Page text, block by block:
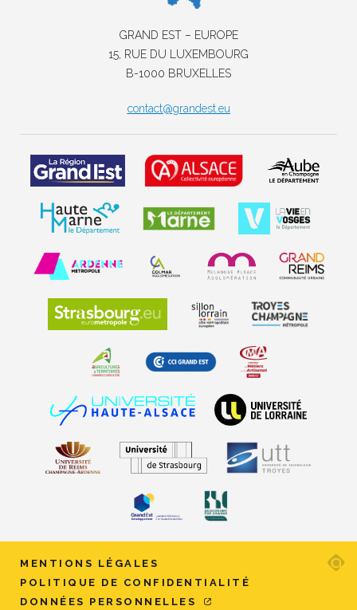
GRAND EST – EUROPE
15, RUE DU LUXEMBOURG
B-1000 BRUXELLES
contact@grandest.eu
MENTIONS LÉGALES
POLITIQUE DE CONFIDENTIALITÉ
DONNÉES PERSONNELLES